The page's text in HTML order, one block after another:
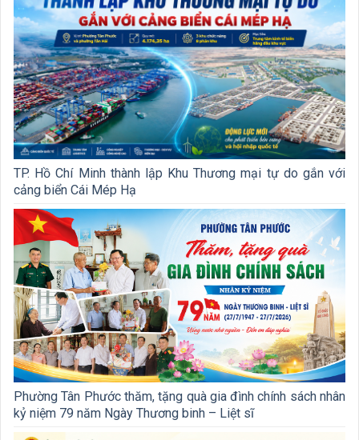
TP. Hồ Chí Minh thành lập Khu Thương mại tự do gắn với
cảng biển Cái Mép Hạ
Phường Tân Phước thăm, tặng quà gia đình chính sách nhân
kỷ niệm 79 năm Ngày Thương binh – Liệt sĩ